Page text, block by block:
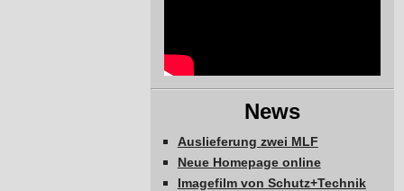
News
Auslieferung zwei MLF
Neue Homepage online
Imagefilm von Schutz+Technik